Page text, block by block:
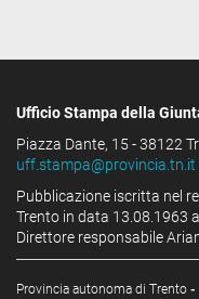
Ufficio Stampa della
Piazza Dante, 15 - 38122
uff.stampa@provincia.tn.it
Pubblicazione iscritta nel
Trento in data 13.08.1963
Direttore responsabile
Provincia autonoma di Trento -